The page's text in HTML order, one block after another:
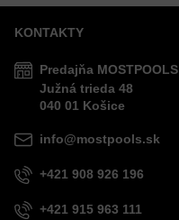
KONTAKTY
Predajňa MOSTPOOLS
Južná trieda 48
040 01 Košice
info@mostpools.sk
+421 908 926 196
+421 915 963 111